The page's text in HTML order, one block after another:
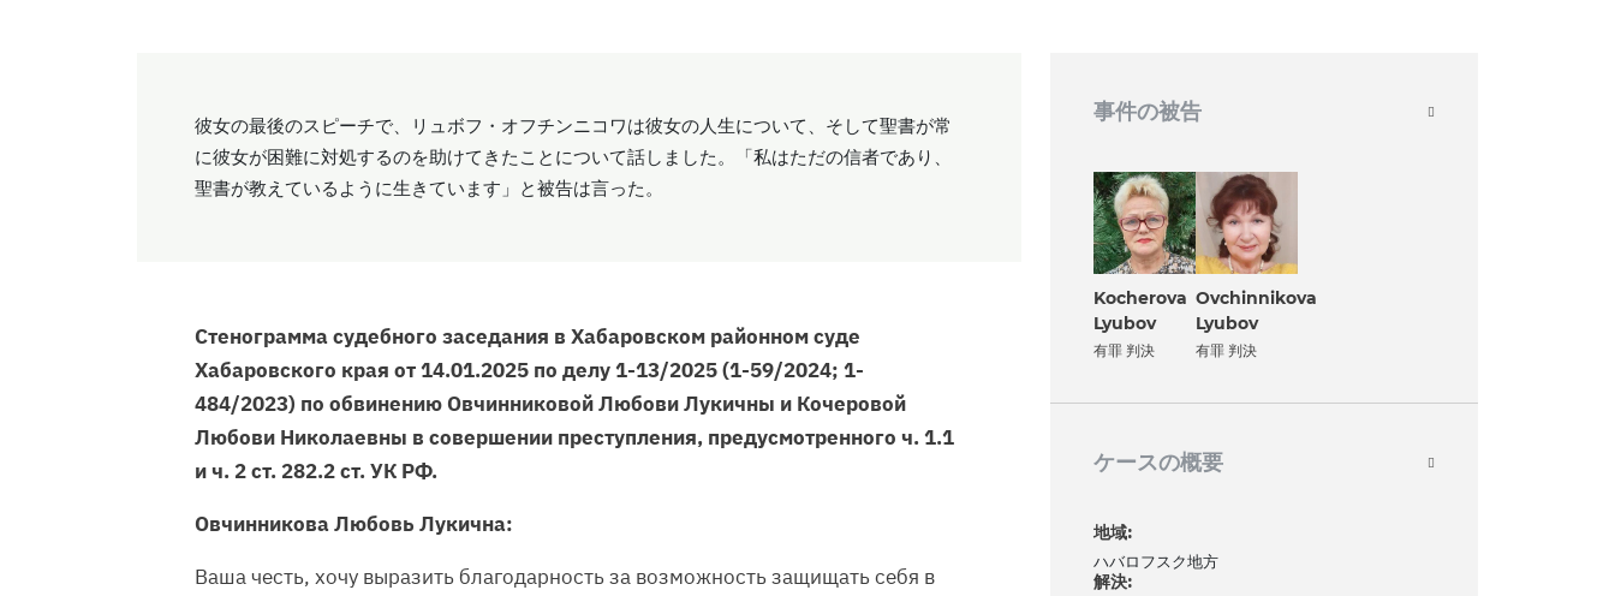
彼女の最後のスピーチで、リュボフ・オフチンニコワは彼女の人生について、そして聖書が常
に彼女が困難に対処するのを助けてきたことについて話しました。「私はただの信者であり、
聖書が教えているように生きています」と被告は言った。
Стенограмма судебного заседания в Хабаровском районном суде
Хабаровского края от 14.01.2025 по делу 1-13/2025 (1-59/2024; 1-
484/2023) по обвинению Овчинниковой Любови Лукичны и Кочеровой
Любови Николаевны в совершении преступления, предусмотренного ч. 1.1
и ч. 2 ст. 282.2 ст. УК РФ.
Овчинникова Любовь Лукична:
Ваша честь, хочу выразить благодарность за возможность защищать себя в
事件の被告
Kocherova
Lyubov
有罪 判決
Ovchinnikova
Lyubov
有罪 判決
ケースの概要
地域:
ハバロフスク地方
解決: